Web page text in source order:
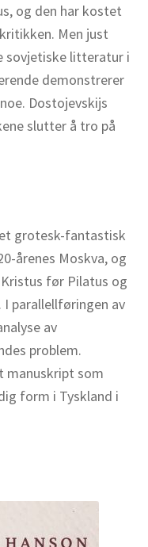
og den har kostet
Men just
sovjetiske litteratur i
demonstrerer
Dostojevskijs
slutter å tro på
grotesk-fantastisk
årenes Moskva, og
før Pilatus og
I parallellføringen av
av
problem.
manuskript som
form i Tyskland i